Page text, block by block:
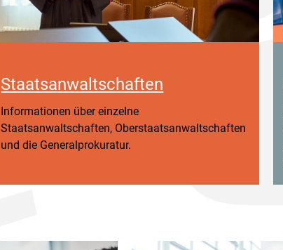
Staatsanwaltschaften
Informationen über einzelne
Staatsanwaltschaften, Oberstaatsanwaltschaften
und die Generalprokuratur.